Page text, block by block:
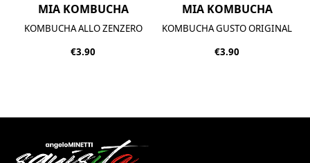
MIA KOMBUCHA
KOMBUCHA ALLO ZENZERO
€3.90
MIA KOMBUCHA
KOMBUCHA GUSTO ORIGINAL
€3.90